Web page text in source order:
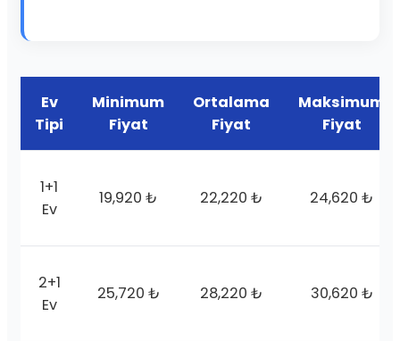
Ev
Tipi
Minimum
Fiyat
Ortalama
Fiyat
Maksimum
Fiyat
1+1
Ev
19,920 ₺ 22,220 ₺ 24,620 ₺
2+1
Ev
25,720 ₺ 28,220 ₺ 30,620 ₺